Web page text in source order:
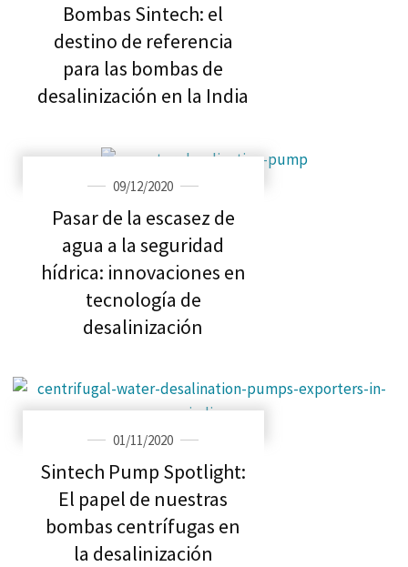
Bombas Sintech: el
destino de referencia
para las bombas de
desalinización en la India
09/12/2020
Pasar de la escasez de
agua a la seguridad
hídrica: innovaciones en
tecnología de
desalinización
01/11/2020
Sintech Pump Spotlight:
El papel de nuestras
bombas centrífugas en
la desalinización